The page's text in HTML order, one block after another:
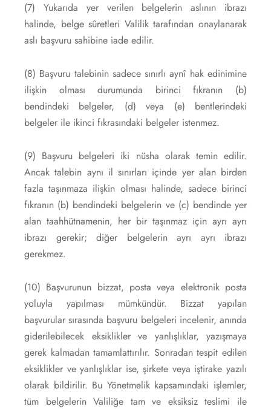
(7) Yukarıda yer verilen belgelerin aslının ibrazı
halinde, belge sûretleri Valilik tarafından onaylanarak
aslı başvuru sahibine iade edilir.
(8) Başvuru talebinin sadece sınırlı aynî hak edinimine
ilişkin olması durumunda birinci fıkranın (b)
bendindeki belgeler, (d) veya (e) bentlerindeki
belgeler ile ikinci fıkrasındaki belgeler istenmez.
(9) Başvuru belgeleri iki nüsha olarak temin edilir.
Ancak talebin aynı il sınırları içinde yer alan birden
fazla taşınmaza ilişkin olması halinde, sadece birinci
fıkranın (b) bendindeki belgelerin ve (c) bendinde yer
alan taahhütnamenin, her bir taşınmaz için ayrı ayrı
ibrazı gerekir; diğer belgelerin ayrı ayrı ibrazı
gerekmez.
(10) Başvurunun bizzat, posta veya elektronik posta
yoluyla yapılması mümkündür. Bizzat yapılan
başvurular sırasında başvuru belgeleri incelenir, anında
giderilebilecek eksiklikler ve yanlışlıklar, yazışmaya
gerek kalmadan tamamlattırılır. Sonradan tespit edilen
eksiklikler ve yanlışlıklar ise, şirkete veya iştirake yazılı
olarak bildirilir. Bu Yönetmelik kapsamındaki işlemler,
tüm belgelerin Valiliğe tam ve eksiksiz teslimi ile